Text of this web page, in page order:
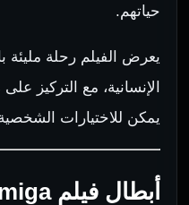
حياتهم.
يعرض الفيلم رحلة مليئة
الإنسانية، مع التركيز
يمكن للاختيارات
أبطال فيلم Amiga